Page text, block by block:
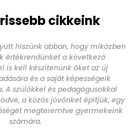
cikkeink
hiszünk abban, hogy miközben
értékrendünket a következő
is kell készítenünk őket az új
és a saját képességeik
A szülőkkel és pedagógusokkal
a közös jövőnket építjük, egy
megteremtve gyermekeink
számára.